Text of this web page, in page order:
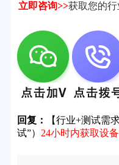
立即咨询>>获取您的行
回复：
【行业+测试需
试”） 24小时内获取设